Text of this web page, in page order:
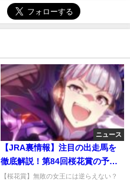
ニュース
【JRA裏情報】注目の出走馬を
徹底解説！第84回桜花賞の予想
と知っておきたいポイント
【桜花賞】無敗の女王には逆らえない？